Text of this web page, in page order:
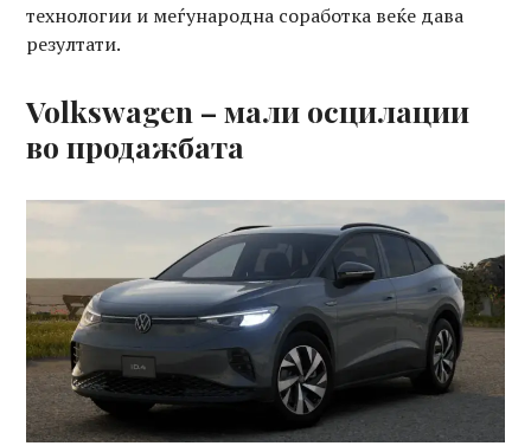
технологии и меѓународна соработка веќе дава
резултати.
Volkswagen – мали осцилации
во продажбата